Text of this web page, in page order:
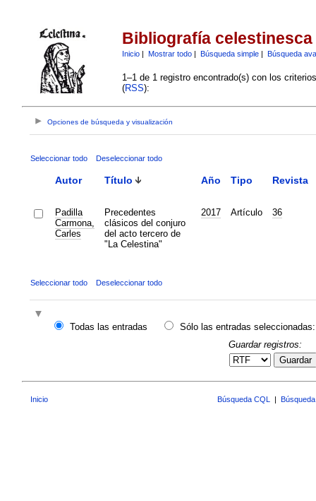
Bibliografía celestinesca
Inicio| Mostrar todo| Búsqueda simple| Búsqueda
1–1 de 1 registro encontrado(s) con los
(RSS):
Opciones de búsqueda y visualización
Seleccionar todo Deseleccionar todo
Autor Título Año Tipo Revista
Padilla
Carmona,
Carles
Precedentes
clásicos del conjuro
del acto tercero de
"La Celestina"
2017 Artículo 36
Seleccionar todo Deseleccionar todo
Todas las entradas
Sólo las entradas seleccionadas:
Guardar registros:
Guardar
Inicio Búsqueda CQL